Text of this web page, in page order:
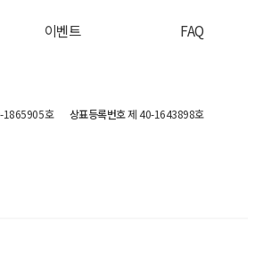
이벤트 FAQ
1865905호 상표등록번호제 40-1643898호